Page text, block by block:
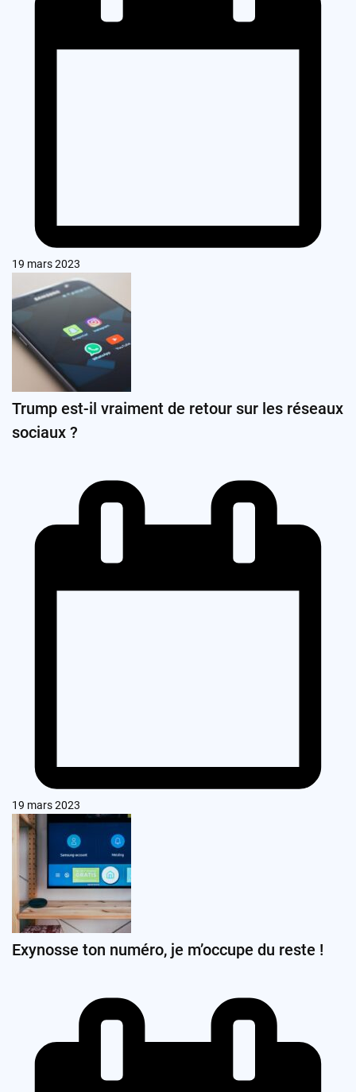
19 mars 2023
Trump est-il vraiment de retour sur les réseaux
sociaux ?
19 mars 2023
Exynosse ton numéro, je m’occupe du reste !